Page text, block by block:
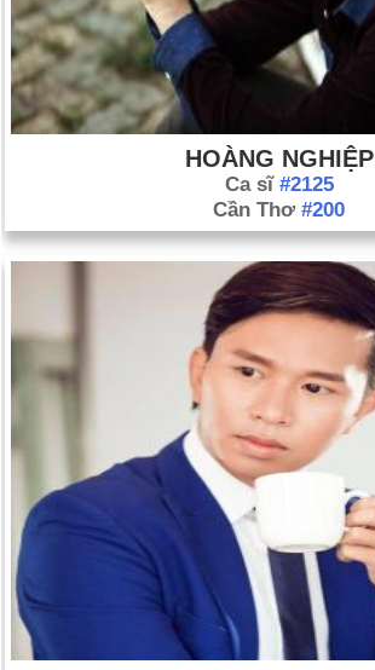
HOÀNG NGHIỆP
Ca sĩ #2125
Cần Thơ #200